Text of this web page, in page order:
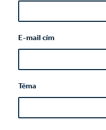
E-mail cím
Téma